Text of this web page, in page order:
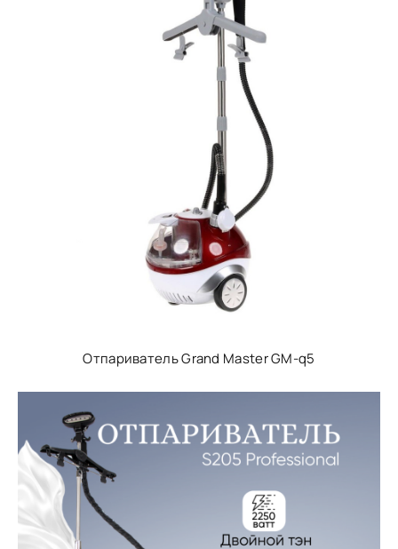
Отпариватель Grand Master GM-q5